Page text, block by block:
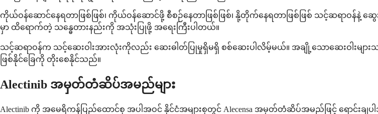
ကိုယ်ဝန်ဆောင်နေရတာဖြစ်ဖြစ်၊ ကိုယ်ဝန်ဆောင်ဖို့ စီစဉ်နေတာဖြစ်ဖြစ်၊ နို့တိုက်နေရတာဖြစ်ဖြစ် သင့်ဆရာဝန်နဲ့
မှာ ထိရောက်တဲ့ သန္ဓေတားနည်းကို အသုံးပြုဖို့ အရေးကြီးပါတယ်။
သင့်ဆရာဝန်က သင့်ဆေးဝါးအားလုံးကိုလည်း ဆေးဓါတ်ပြုမှုရှိမရှိ စစ်ဆေးပါလိမ့်မယ်။ အချို့သောဆေးဝါး
ဖြစ်နိုင်ခြေကို တိုးစေနိုင်သည်။
Alectinib အမှတ်တံဆိပ်အမည်များ
Alectinib ကို အမေရိကန်ပြည်ထောင်စု အပါအဝင် နိုင်ငံအများစုတွင် Alecensa အမှတ်တံဆိပ်အမည်ဖြင့် ရောင်